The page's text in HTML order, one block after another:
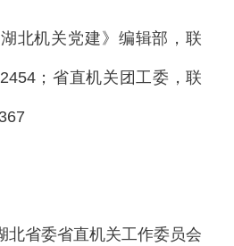
机关党建》编辑部，联
；省直机关团工委，联
省委省直机关工作委员会